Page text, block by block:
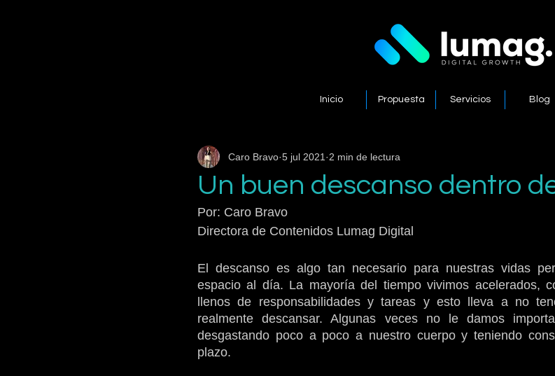
Inicio Propuesta Servicios Blog
Un buen descanso dentro
Caro Bravo 5 jul 2021 2 min de lectura
Por: Caro Bravo
Directora de Contenidos Lumag Digital
El descanso es algo tan necesario para nuestras vidas
espacio al día. La mayoría del tiempo vivimos acelerados,
llenos de responsabilidades y tareas y esto lleva a no
realmente descansar. Algunas veces no le damos
desgastando poco a poco a nuestro cuerpo y teniendo
plazo.